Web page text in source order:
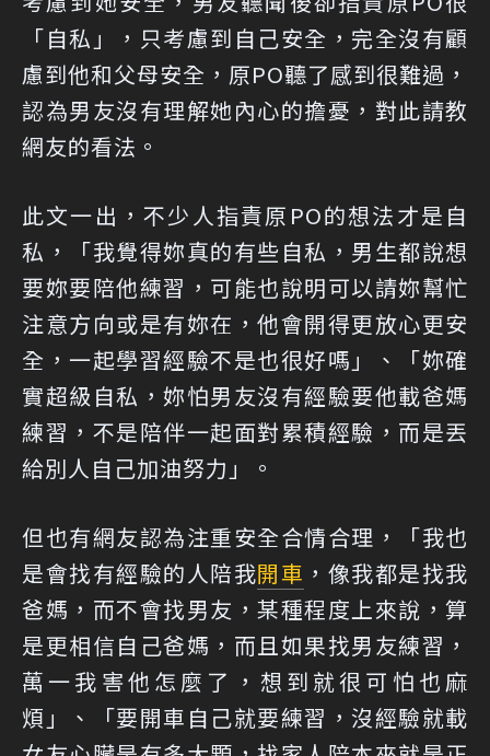
「自私」，只考慮到自己安全，完全沒有顧
慮到他和父母安全，原PO聽了感到很難過，
認為男友沒有理解她內心的擔憂，對此請教
網友的看法。
此文一出，不少人指責原PO的想法才是自
私，「我覺得妳真的有些自私，男生都說想
要妳要陪他練習，可能也說明可以請妳幫忙
注意方向或是有妳在，他會開得更放心更安
全，一起學習經驗不是也很好嗎」、「妳確
實超級自私，妳怕男友沒有經驗要他載爸媽
練習，不是陪伴一起面對累積經驗，而是丟
給別人自己加油努力」。
但也有網友認為注重安全合情合理，「我也
是會找有經驗的人陪我開車 ，像我都是找我
爸媽，而不會找男友，某種程度上來說，算
是更相信自己爸媽，而且如果找男友練習，
萬一我害他怎麼了，想到就很可怕也麻
煩」、「要開車自己就要練習，沒經驗就載